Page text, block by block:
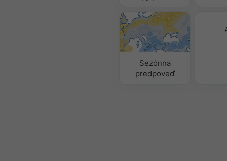
Sezónna
predpoveď